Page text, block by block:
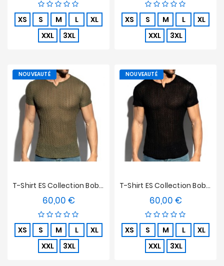
XS S M L
XL
XXL
3XL
XS S M L
XL
XXL
3XL
T-Shirt ES Collection Bobbles Edition Limitée - Kaki
60,00 €Prix
XS S M L
XL
XXL
3XL
NOUVEAUTÉ
T-Shirt ES Collection Bobbles Edition Limitée - Noir
60,00 €Prix
XS S M L
XL
XXL
3XL
NOUVEAUTÉ